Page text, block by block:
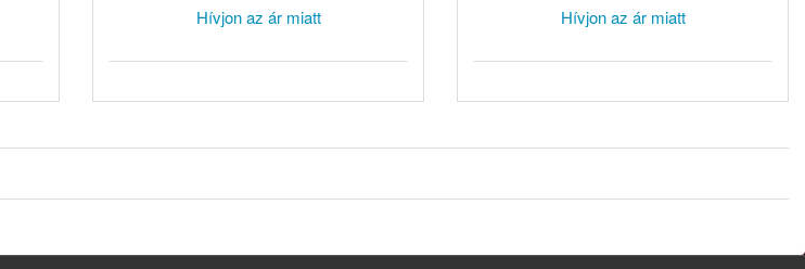
Hívjon az ár miatt Hívjon az ár miatt